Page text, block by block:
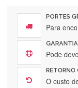
PORTES
Para
Pode
RETORNO
O custo